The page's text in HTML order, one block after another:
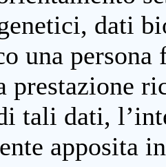
dati
una
prestazione
tali dati,
apposita